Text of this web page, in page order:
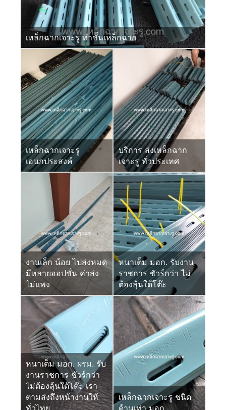
เหล็กฉากเจาะรู ทำชั้นเหล็กฉาก
เหล็กฉากเจาะรู
เอนกประสงค์
บริการ ส่งเหล็กฉาก
เจาะรู ทั่วประเทศ
งานเล็ก น้อย ไปส่งหมด
มีหลายออปชั่น ค่าส่ง
ไม่แพง
หนาเต็ม มอก. รับงาน
ราชการ ชัวร์กว่า ไม่
ต้องลุ้นใต้โต๊ะ
หนาเต็ม มอก. ผรม. รับ
งานราชการ ชัวร์กว่า
ไม่ต้องลุ้นใต้โต๊ะ เรา
ตามส่งถึงหน้างานให้
ทั่วไทย
เหล็กฉากเจาะรู ชนิด
ด้านเท่า มอก.